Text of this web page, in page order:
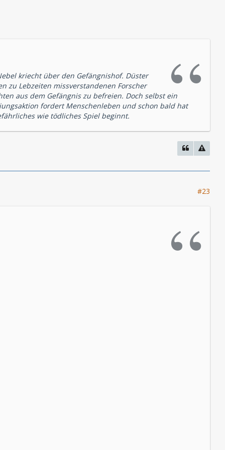
kriecht über den Gefängnishof. Düster
zu Lebzeiten missverstandenen Forscher
aus dem Gefängnis zu befreien. Doch selbst ein
fordert Menschenleben und schon bald hat
wie tödliches Spiel beginnt.
#23